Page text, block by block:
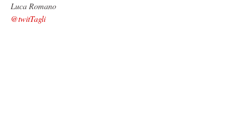
Luca Romano
@twitTagli